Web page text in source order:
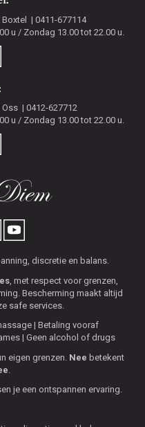
Boxtel
0411-677114
u / Zondag 13.00 tot 22.00 u.
Oss
0412-627712
u / Zondag 13.00 tot 22.00 u.
discretie en balans.
, met respect voor grenzen,
Bescherming maakt altijd
safe services.
Betaling vooraf
Geen alcohol of drugs
eigen grenzen. Nee betekent
je een ontspannen ervaring.